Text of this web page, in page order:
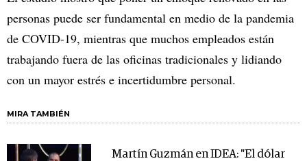
personas puede ser fundamental en medio de la pandemia
de COVID-19, mientras que muchos empleados están
trabajando fuera de las oficinas tradicionales y lidiando
con un mayor estrés e incertidumbre personal.
MIRA TAMBIÉN
Martín Guzmán en IDEA: "El dólar